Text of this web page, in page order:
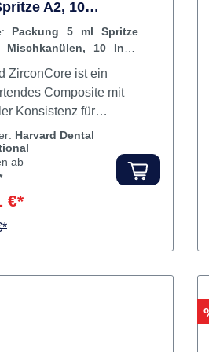
kein Mischen und ist
Anwendung. Inhalt 5 x 5 g Spritzen
ZirconCore Packung
10 Intra Tips
Packung 5 ml Spritze
Mischkanülen, 10 Intra
ZirconCore ist ein
Composite mit
Konsistenz für
und
Es enthält Nano-
hat thixotrope
Harvardmix-
ein einfaches
Handling. Eine
€*